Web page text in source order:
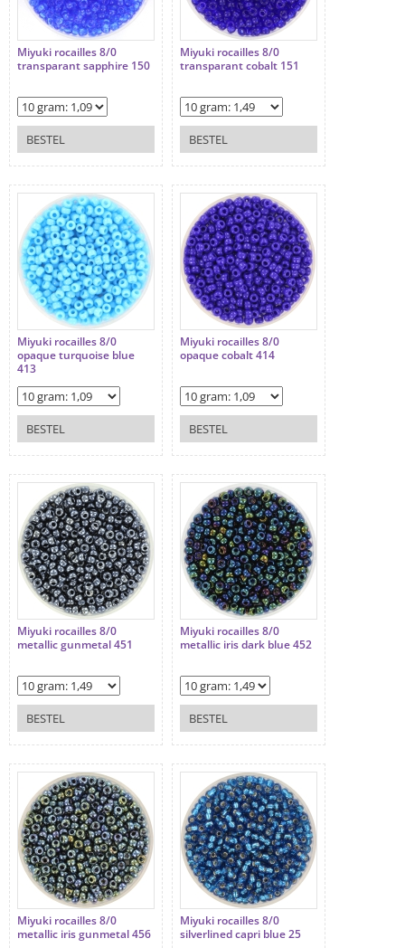
Miyuki rocailles 8/0
transparant sapphire 150
BESTEL
Miyuki rocailles 8/0
transparant cobalt 151
BESTEL
Miyuki rocailles 8/0
opaque turquoise blue
413
BESTEL
Miyuki rocailles 8/0
opaque cobalt 414
BESTEL
Miyuki rocailles 8/0
metallic gunmetal 451
BESTEL
Miyuki rocailles 8/0
metallic iris dark blue 452
BESTEL
Miyuki rocailles 8/0
metallic iris gunmetal 456
Miyuki rocailles 8/0
silverlined capri blue 25